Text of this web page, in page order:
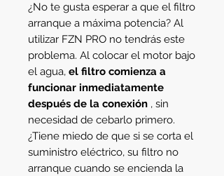
¿No te gusta esperar a que el filtro
arranque a máxima potencia? Al
utilizar FZN PRO no tendrás este
problema. Al colocar el motor bajo
el agua, el filtro comienza a
funcionar inmediatamente
después de la conexión , sin
necesidad de cebarlo primero.
¿Tiene miedo de que si se corta el
suministro eléctrico, su filtro no
arranque cuando se encienda la